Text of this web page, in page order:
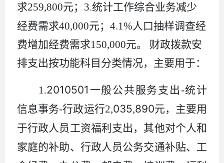
求259,800元； 3.统计工作综合业务减少
经费需求40,000元； 4.1% 人口抽样调查经
费增加经费需求150,000元。 财政拨款安
排支出按功能科目分类情况，主要用于：
1.2010501 一般公共服务支出-统计
信息事务-行政运行2,035,890元，主要用
于行政人员工资福利支出，其他对个人和
家庭的补助、行政人员公务交通补贴、工